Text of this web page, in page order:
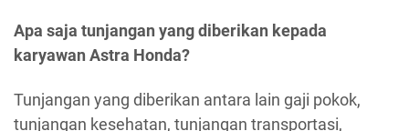
Apa saja tunjangan yang diberikan kepada
karyawan Astra Honda?
Tunjangan yang diberikan antara lain gaji pokok,
tunjangan kesehatan, tunjangan transportasi,